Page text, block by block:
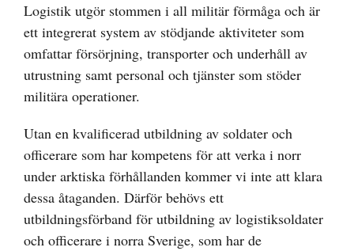
Logistik utgör stommen i all militär förmåga och är
ett integrerat system av stödjande aktiviteter som
omfattar försörjning, transporter och underhåll av
utrustning samt personal och tjänster som stöder
militära operationer.
Utan en kvalificerad utbildning av soldater och
officerare som har kompetens för att verka i norr
under arktiska förhållanden kommer vi inte att klara
dessa åtaganden. Därför behövs ett
utbildningsförband för utbildning av logistiksoldater
och officerare i norra Sverige, som har de